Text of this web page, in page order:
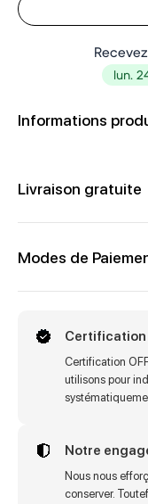
lun.
Informations
Livraison gratuite
Modes de
Certification
Certification
utilisons pour
Notre
Nous nous
conserver.